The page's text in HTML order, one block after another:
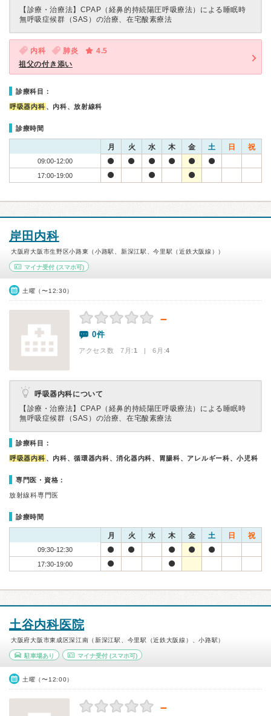
【診療・治療法】 CPAP（経鼻的持続陽圧呼吸療法）による睡眠時
無呼吸症候群（SAS）の治療、在宅酸素療法
内科 肺炎
4.5
祖父の付き添い
診療科目：
呼吸器内科 、内科、放射線科
診療時間
月 火 水 木 金 土 日 祝
09:00-12:00
17:00-19:00
岸田内科
大阪府大阪市生野区小路東（小路駅、新深江駅、今里駅（近鉄大阪線））
マイナ受付 (スマホ可)
土曜（〜12:30）
－
0件
アクセス数 7月:1 | 6月:4
呼吸器内科について
【診療・治療法】 CPAP（経鼻的持続陽圧呼吸療法）による睡眠時
無呼吸症候群（SAS）の治療、在宅酸素療法
診療科目：
呼吸器内科 、内科、循環器内科、消化器内科、胃腸科、アレルギー科、小児科
専門医・資格：
放射線科専門医
診療時間
月 火 水 木 金 土 日 祝
09:30-12:30
17:30-19:00
土谷内科医院
大阪府大阪市東成区深江南（新深江駅、今里駅（近鉄大阪線）、小路駅）
駐車場あり マイナ受付(スマホ可)
土曜（〜12:00）
－